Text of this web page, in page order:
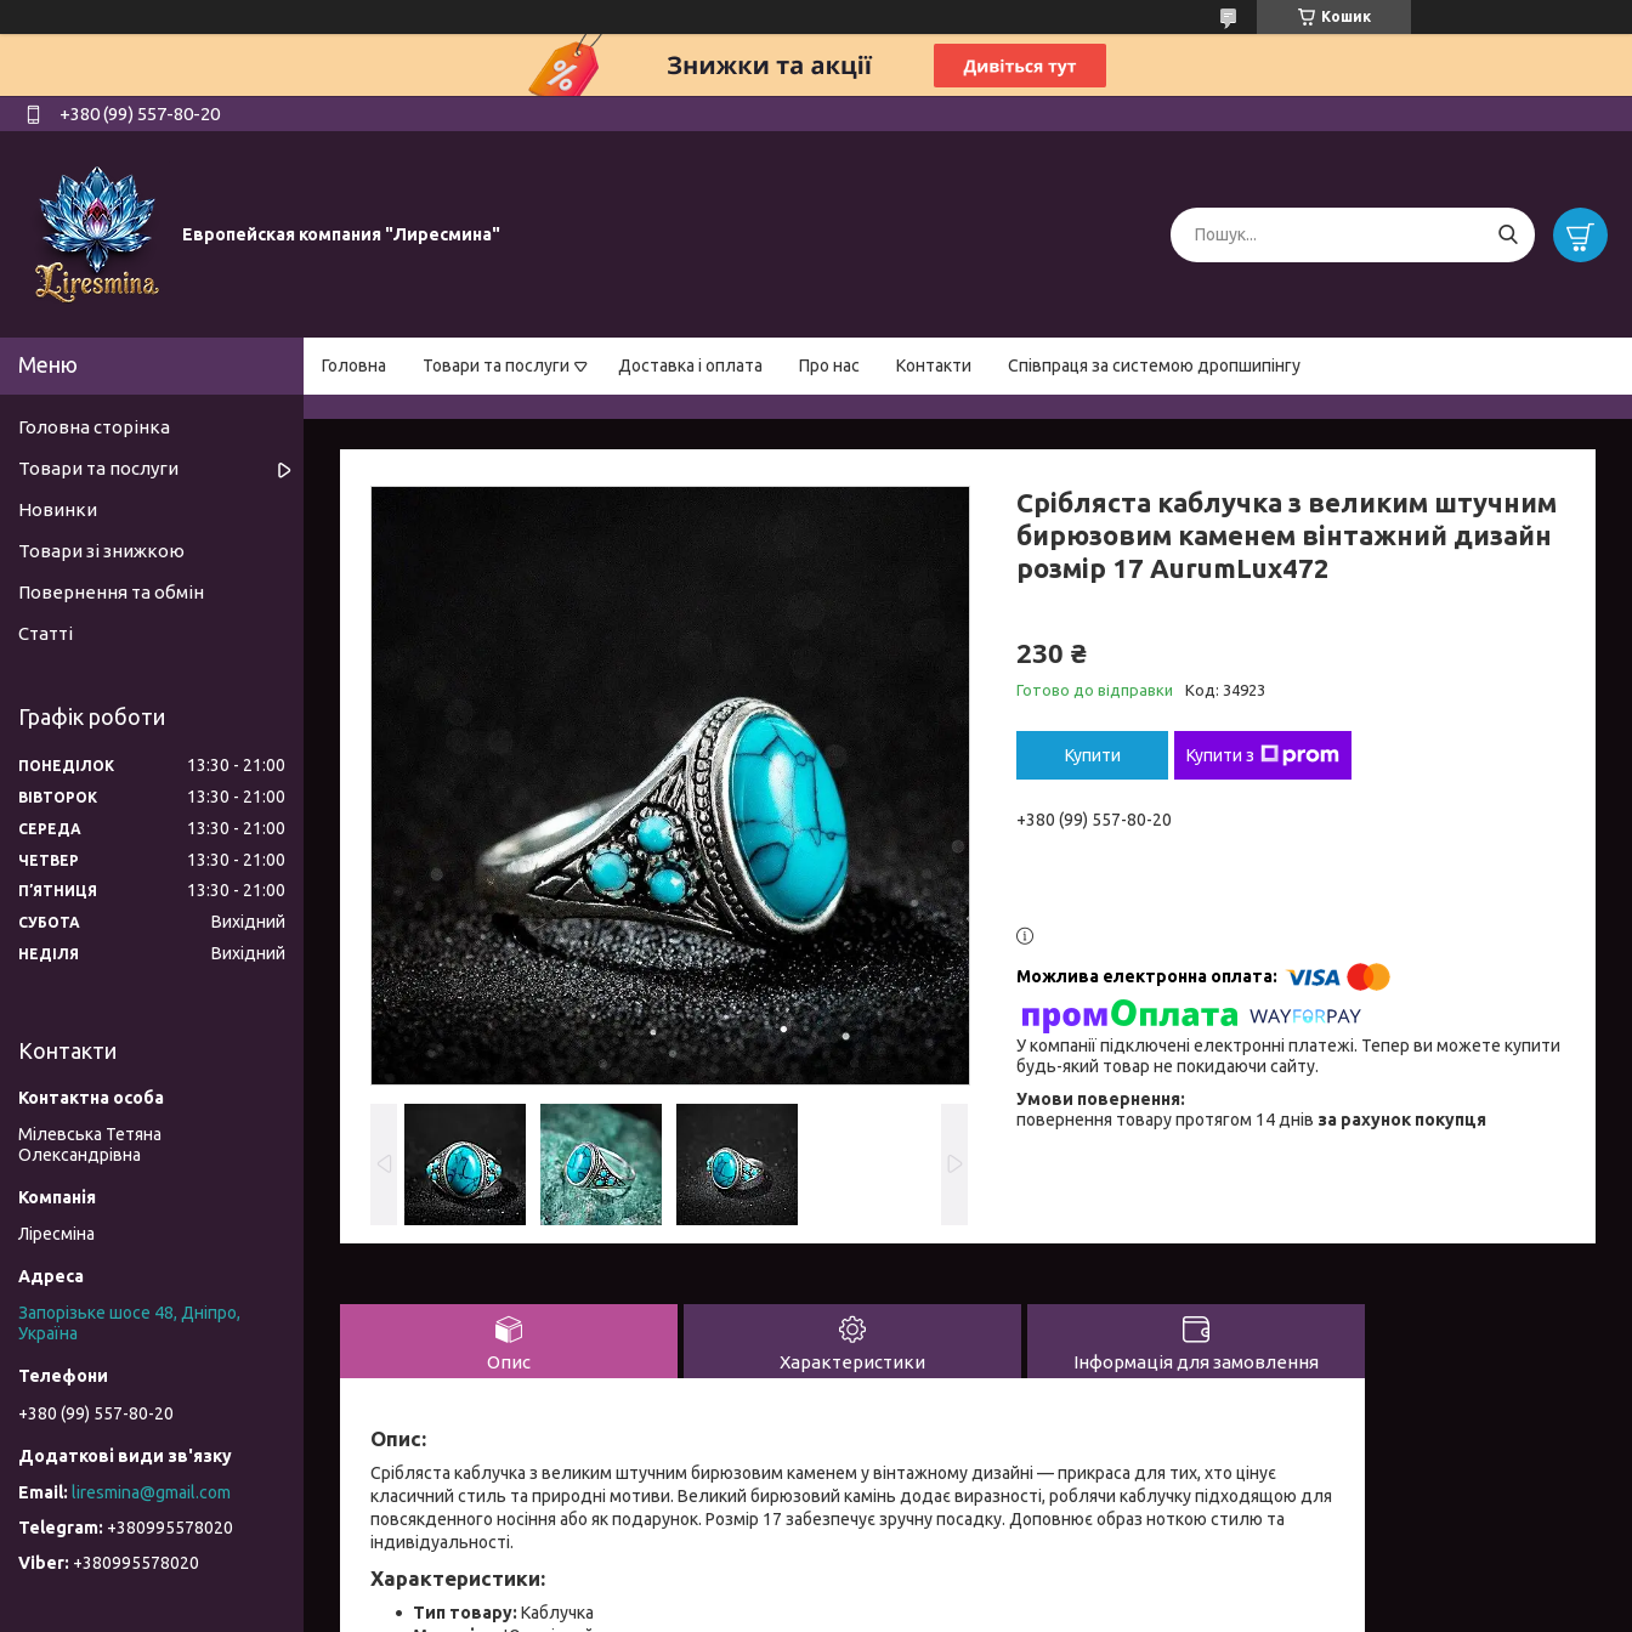
Кошик
+380 (99) 557-80-20
Европейская компания "Лиресмина"
Головна Товари та послуги Доставка і оплата Про нас Контакти Співпраця за системою дропшипінгу
Срібляста каблучка з великим штучним
бирюзовим каменем вінтажний дизайн
розмір 17 AurumLux472
230 ₴
Готово до відправки Код: 34923
Купити Купити з
+380 (99) 557-80-20
У компанії підключені електронні платежі. Тепер ви можете купити
будь-який товар не покидаючи сайту.
повернення товару протягом 14 днів за рахунок покупця
Опис Характеристики Інформація для замовлення
Опис:
Срібляста каблучка з великим штучним бирюзовим каменем у вінтажному дизайні — прикраса для тих, хто цінує
класичний стиль та природні мотиви. Великий бирюзовий камінь додає виразності, роблячи каблучку підходящою для
повсякденного носіння або як подарунок. Розмір 17 забезпечує зручну посадку. Доповнює образ ноткою стилю та
індивідуальності.
Характеристики:
Тип товару: Каблучка
Головна сторінка
Товари та послуги
Новинки
Товари зі знижкою
Повернення та обмін
Статті
Графік роботи
ПОНЕДІЛОК 13:30 21:00
ВІВТОРОК 13:30 21:00
СЕРЕДА 13:30 21:00
ЧЕТВЕР 13:30 21:00
ПʼЯТНИЦЯ 13:30 21:00
СУБОТА Вихідний
НЕДІЛЯ Вихідний
Контакти
Мілевська Тетяна
Олександрівна
Ліресміна
Запорізьке шосе 48, Дніпро,
Україна
+380 (99) 557-80-20
liresmina@gmail.com
+380995578020
+380995578020